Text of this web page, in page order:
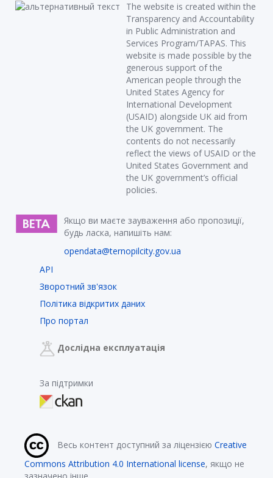
The website is created within the
Transparency and Accountability
in Public Administration and
Services Program/TAPAS. This
website is made possible by the
generous support of the
American people through the
United States Agency for
International Development
(USAID) alongside UK aid from
the UK government. The
contents do not necessarily
reflect the views of USAID or the
United States Government and
the UK government’s official
policies.
Якщо ви маєте зауваження або пропозиції,
будь ласка, напишіть нам:
opendata@ternopilcity.gov.ua
API
Зворотний зв'язок
Політика відкритих даних
Про портал
Дослідна експлуатація
За підтримки
Весь контент доступний за ліцензією Creative
Commons Attribution 4.0 International license, якщо не